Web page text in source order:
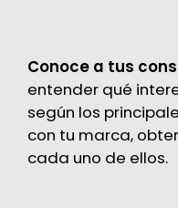
Conoce a tus
entender qué
según los
con tu marca,
cada uno de ellos.